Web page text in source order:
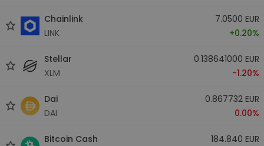
Chainlink
LINK
7.0500 EUR
+0.20%
Stellar
XLM
0.138641000 EUR
-1.20%
Dai
DAI
0.867732 EUR
0.00%
Bitcoin Cash
184.840 EUR